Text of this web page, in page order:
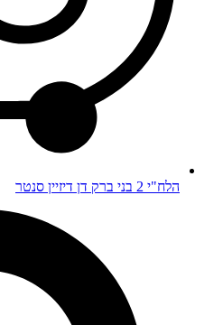
הלח"י 2 בני ברק דן דיזיין סנטר